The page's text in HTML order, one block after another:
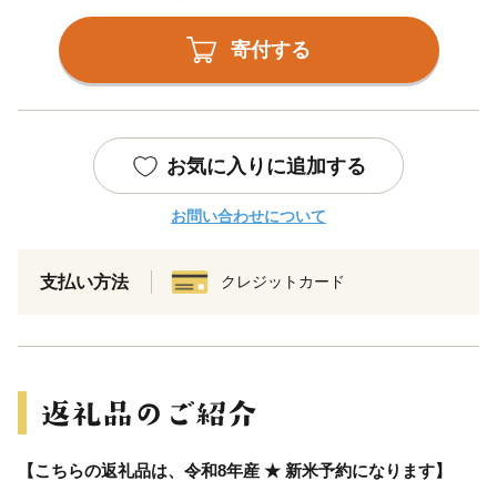
寄付する
お気に入りに追加する
お問い合わせについて
支払い方法 クレジットカード
【こちらの返礼品は、令和8年産 ★ 新米予約になります】